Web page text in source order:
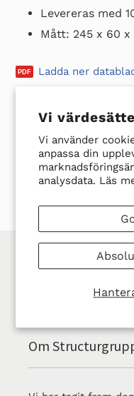
Vi
Vi använder
anpassa din
analysdata. Läs
Levereras med
Mått: 245 x 60 x
Ladda ner
DELADELA
PÅ
FACEBOOK
ALLA PRISER ÄR
Om